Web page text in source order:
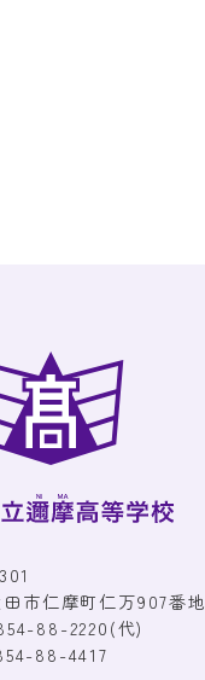
市仁摩町仁万907番地
88-2220 (代)
88-4417